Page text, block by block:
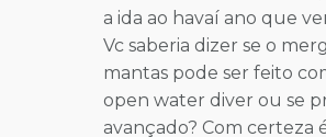
a ida ao havaí ano que
Vc saberia dizer se o
mantas pode ser feito
open water diver ou se
avançado? Com